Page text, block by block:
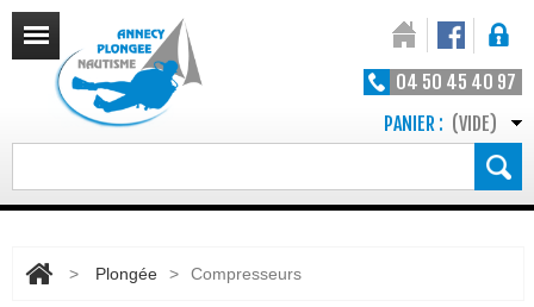
04 50 45 40 97
PANIER : (VIDE)
> Plongée > Compresseurs